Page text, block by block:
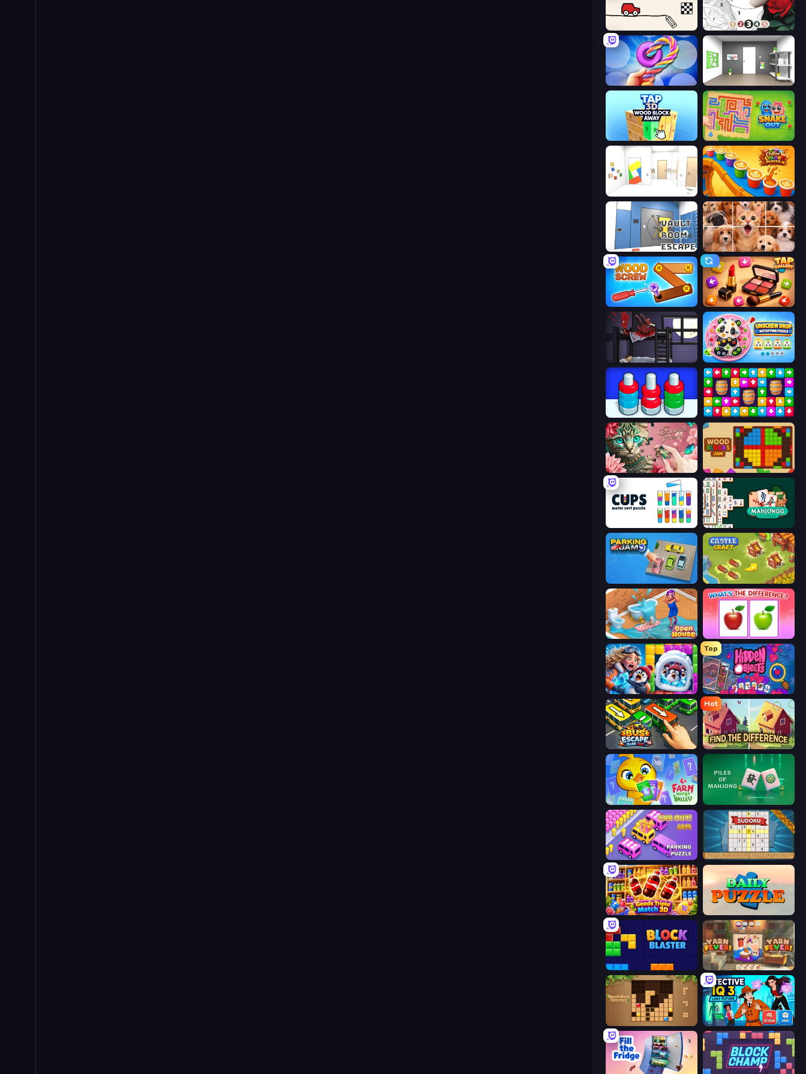
Numicolor
Twisted Tangle Paint Room Escape
Snake Out: Maze Escape
Mirror Room Escape Coffee Color Blocks
Vault Room Escape Jigpic Solitaire
Wood Screw: Bolts Puzzle Tap Gallery
The Visitor Unscrew Drop: Satisfying Puzzle
Tap Away Story
Favorite Puzzles Wood Blocks Jam
Cups - Water Sort Puzzle Mahjongg Solitaire
Castle Craft
Open House What's The Difference?
Captain Blast
Top
Hidden Objects
Bus Escape: Clear Jam
Hot
Find The Difference
Farm Merge Valley Piles of Mahjong
Car OUT! Jam Parking Puzzle Sudoku Online
Goods Triple Match 3D
ブロックブラスト Yarn Fever! Unravel Puzzle
Wood Block Journey Detective IQ 3